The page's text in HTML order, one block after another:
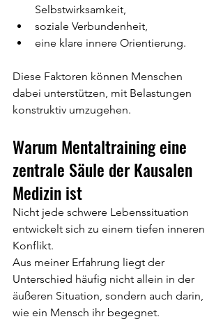
Selbstwirksamkeit,
soziale Verbundenheit,
eine klare innere Orientierung.
Diese Faktoren können Menschen
dabei unterstützen, mit Belastungen
konstruktiv umzugehen.
Warum Mentaltraining eine
zentrale Säule der Kausalen
Medizin ist
Nicht jede schwere Lebenssituation
entwickelt sich zu einem tiefen inneren
Konflikt.
Aus meiner Erfahrung liegt der
Unterschied häufig nicht allein in der
äußeren Situation, sondern auch darin,
wie ein Mensch ihr begegnet.